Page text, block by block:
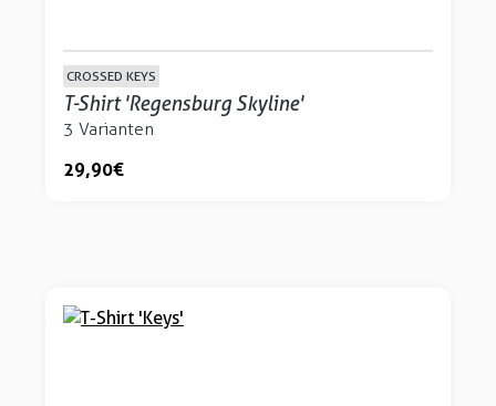
CROSSED KEYS
T-Shirt 'Regensburg Skyline'
3 Varianten
29,90 €